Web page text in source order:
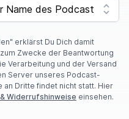
erklärst Du Dich damit
Zwecke der Beantwortung
Verarbeitung und der Versand
Server unseres Podcast-
an Dritte findet nicht statt. Hier
Widerrufshinweise einsehen.